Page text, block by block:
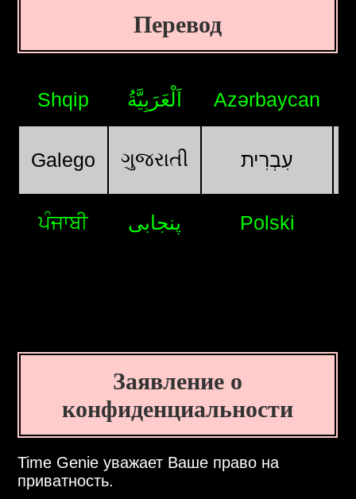
Перевод
Shqip اَلْعَرَبِيَّةُ Azərbaycan
Galego ગુજરાતી עִבְרִית
ਪੰਜਾਬੀ پنجابی Polski
Заявление о
конфиденциальности
Time Genie уважает Ваше право на
приватность.